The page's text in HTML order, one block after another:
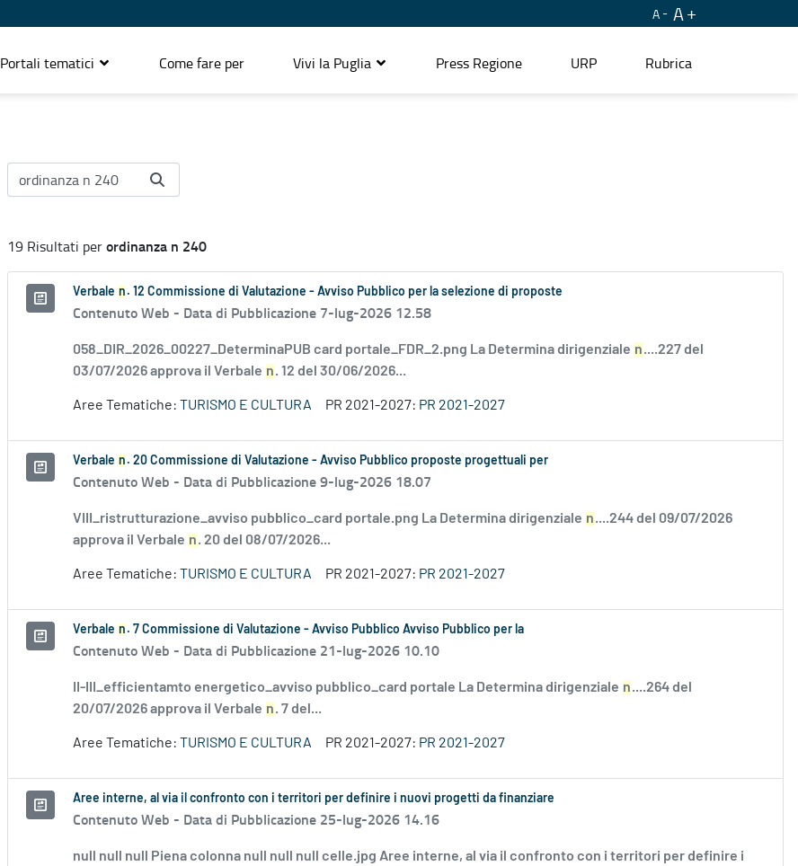
A A
Portali tematici Come fare per Vivi la Puglia Press Regione URP Rubrica
19 Risultati perordinanza n 240
Verbale n . 12 Commissione di Valutazione - Avviso Pubblico per la selezione di proposte
Contenuto Web - Data di Pubblicazione 7-lug-2026 12.58
058_DIR_2026_00227_DeterminaPUB card portale_FDR_2.png La Determina dirigenziale n....227 del
03/07/2026 approva il Verbale n. 12 del 30/06/2026...
Aree Tematiche: TURISMO E CULTURA PR 2021-2027: PR 2021-2027
Verbale n . 20 Commissione di Valutazione - Avviso Pubblico proposte progettuali per
Contenuto Web - Data di Pubblicazione 9-lug-2026 18.07
VIII_ristrutturazione_avviso pubblico_card portale.png La Determina dirigenziale n....244 del 09/07/2026
approva il Verbale n. 20 del 08/07/2026...
Aree Tematiche: TURISMO E CULTURA PR 2021-2027: PR 2021-2027
Verbale n . 7 Commissione di Valutazione - Avviso Pubblico Avviso Pubblico per la
Contenuto Web - Data di Pubblicazione 21-lug-2026 10.10
II-III_efficientamto energetico_avviso pubblico_card portale La Determina dirigenziale n....264 del
20/07/2026 approva il Verbale n. 7 del...
Aree Tematiche: TURISMO E CULTURA PR 2021-2027: PR 2021-2027
Aree interne, al via il confronto con i territori per definire i nuovi progetti da finanziare
Contenuto Web - Data di Pubblicazione 25-lug-2026 14.16
null null null Piena colonna null null null celle.jpg Aree interne, al via il confronto con i territori per definire i